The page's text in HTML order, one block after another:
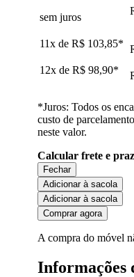
sem juros
11x de R$ 103,85*
12x de R$ 98,90*
*Juros: Todos os
custo de
neste valor.
Calcular frete e
Fechar
Adicionar à sacola
Adicionar à sacola
Comprar agora
A compra do móvel
Informações